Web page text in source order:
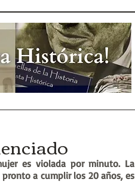
es violada por minuto. La
a cumplir los 20 años, es